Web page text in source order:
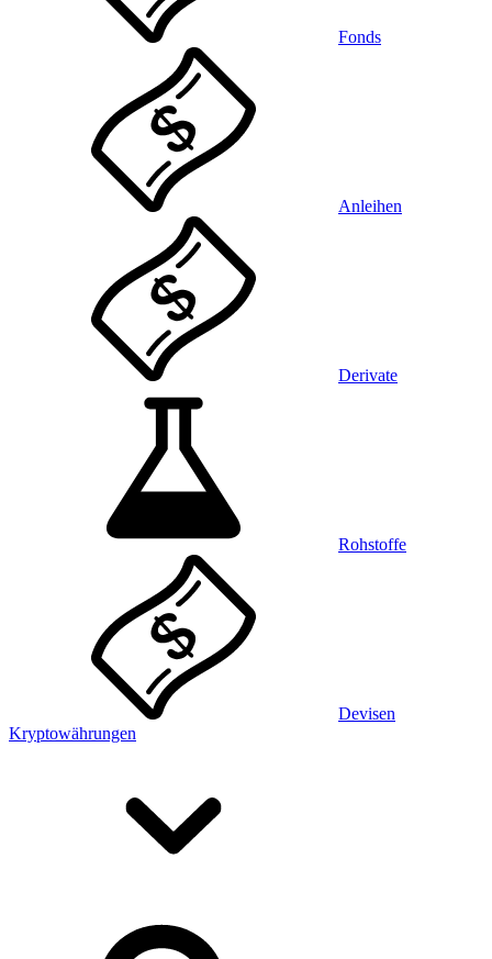
Fonds
Anleihen
Derivate
Rohstoffe
Devisen
Kryptowährungen